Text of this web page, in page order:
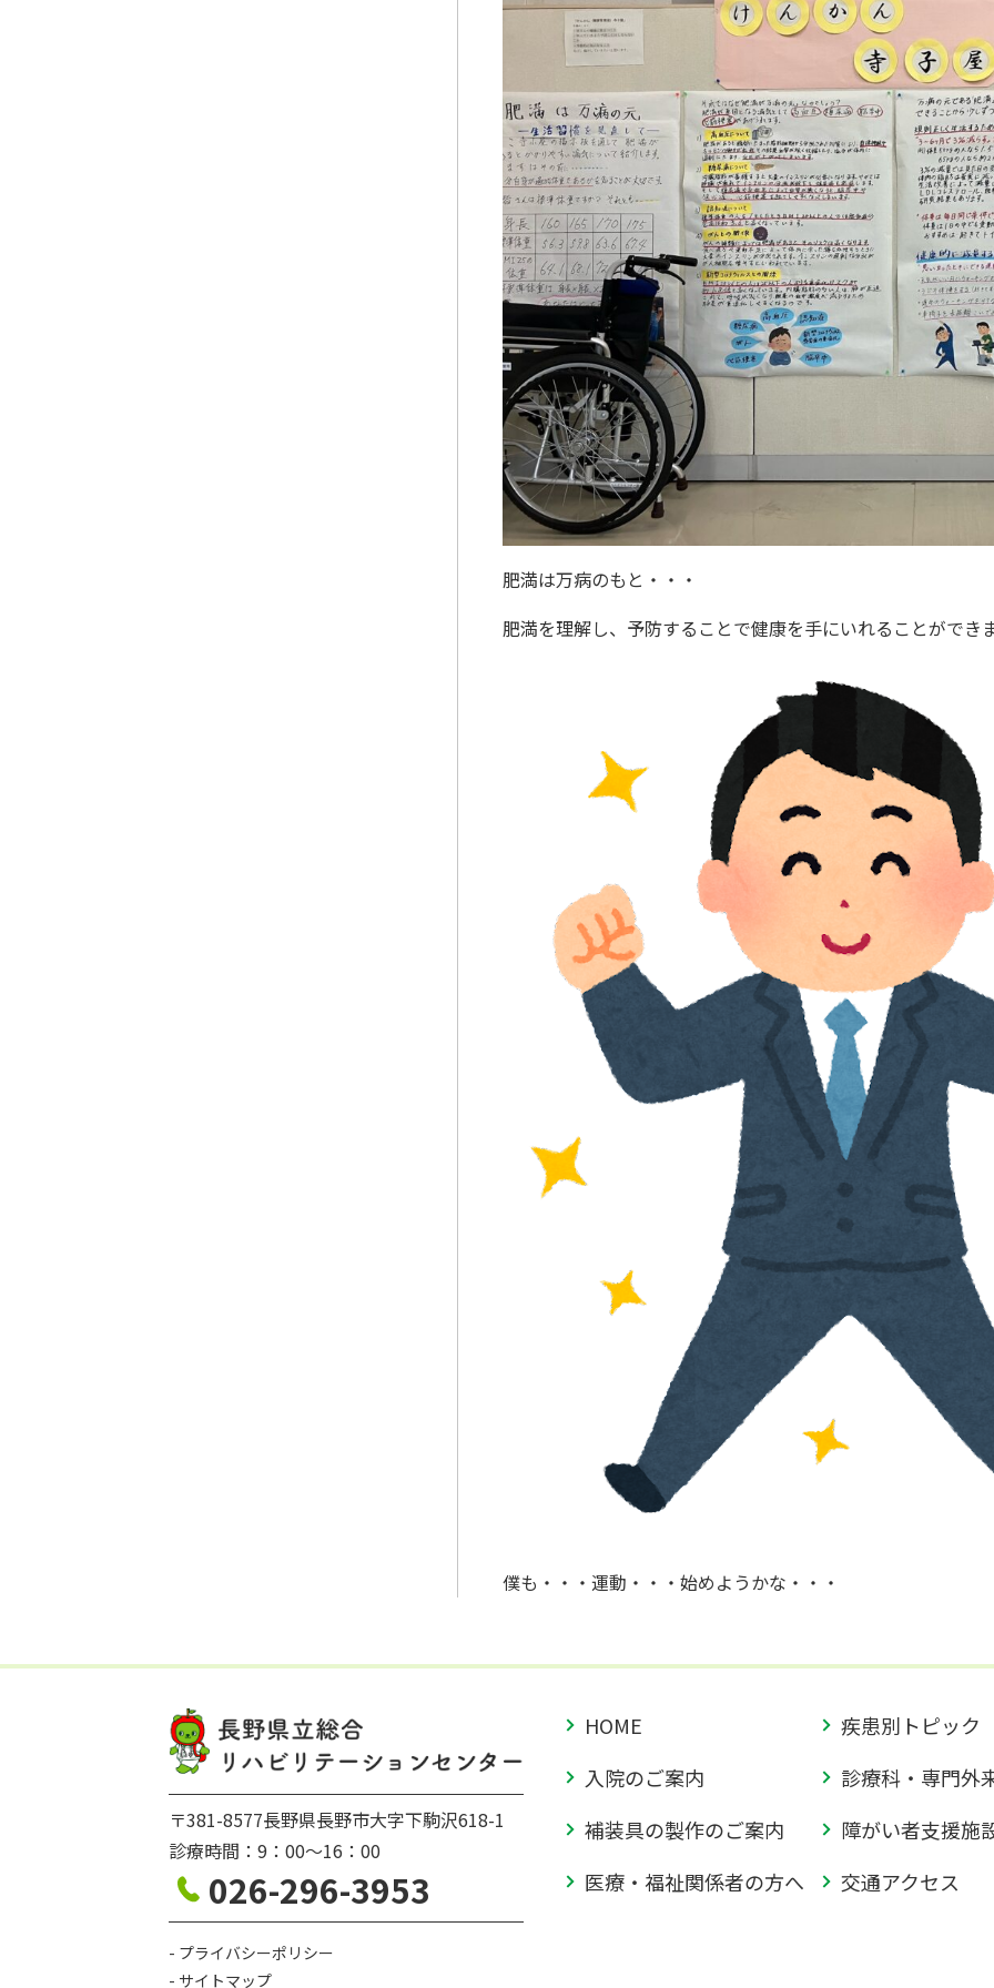
肥満は万病のもと・・・
肥満を理解し、予防することで健康を手にいれることができ
僕も・・・運動・・・始めようかな・・・
〒381-8577長野県長野市大字下駒沢618-1
診療時間：9：00〜16：00
026-296-3953
プライバシーポリシー
サイトマップ
HOME
疾患別トピック
入院のご案内
診療科・専門外
補装具の製作のご案内
障がい者支援施
医療・福祉関係者の方へ
交通アクセス